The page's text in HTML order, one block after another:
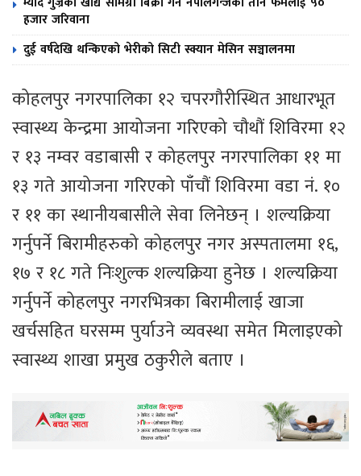
हजार जरिवाना
दुई वर्षदेखि थन्किएको भेरीको सिटी स्क्यान मेसिन सञ्चालनमा
कोहलपुर नगरपालिका १२ चपरगौरीस्थित आधारभूत
स्वास्थ्य केन्द्रमा आयोजना गरिएको चौथौं शिविरमा १२
र १३ नम्वर वडाबासी र कोहलपुर नगरपालिका ११ मा
१३ गते आयोजना गरिएको पाँचौं शिविरमा वडा नं. १०
र ११ का स्थानीयबासीले सेवा लिनेछन् । शल्यक्रिया
गर्नुपर्ने बिरामीहरुको कोहलपुर नगर अस्पतालमा १६,
१७ र १८ गते निःशुल्क शल्यक्रिया हुनेछ । शल्यक्रिया
गर्नुपर्ने कोहलपुर नगरभित्रका बिरामीलाई खाजा
खर्चसहित घरसम्म पुर्याउने व्यवस्था समेत मिलाइएको
स्वास्थ्य शाखा प्रमुख ठकुरीले बताए ।